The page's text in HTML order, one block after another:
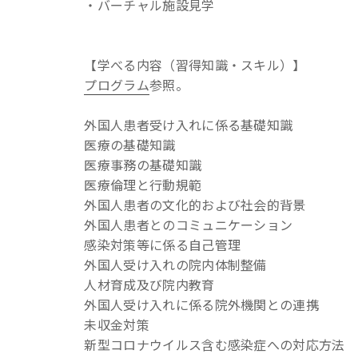
・バーチャル施設見学
【学べる内容（習得知識・スキル）】
プログラム参照。
外国人患者受け入れに係る基礎知識
医療の基礎知識
医療事務の基礎知識
医療倫理と行動規範
外国人患者の文化的および社会的背景
外国人患者とのコミュニケーション
感染対策等に係る自己管理
外国人受け入れの院内体制整備
人材育成及び院内教育
外国人受け入れに係る院外機関との連携
未収金対策
新型コロナウイルス含む感染症への対応方法